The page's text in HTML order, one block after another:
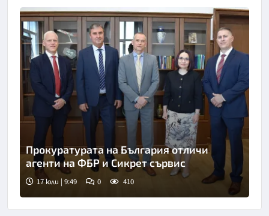
Снимка: ПРБ
Прокуратурата на България отличи
агенти на ФБР и Сикрет сървис
17 юли | 9:49 0 410